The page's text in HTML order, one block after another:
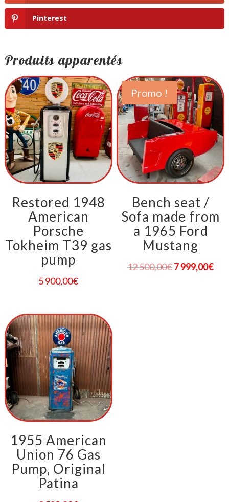
Pinterest
Produits apparentés
Restored 1948
American
Porsche
Tokheim T39 gas
pump
5 900,00€
Promo !
Bench seat /
Sofa made from
a 1965 Ford
Mustang
12 500,00€7 999,00€
1955 American
Union 76 Gas
Pump, Original
Patina